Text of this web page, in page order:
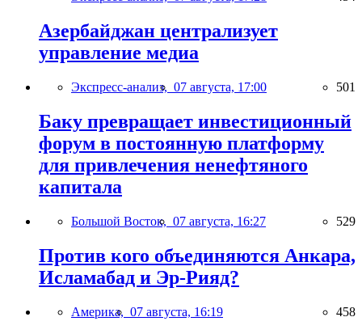
Азербайджан централизует
управление медиа
Экспресс-анализ, 07 августа, 17:00 501
Баку превращает инвестиционный
форум в постоянную платформу
для привлечения ненефтяного
капитала
Большой Восток, 07 августа, 16:27 529
Против кого объединяются Анкара,
Исламабад и Эр-Рияд?
Америка, 07 августа, 16:19 458